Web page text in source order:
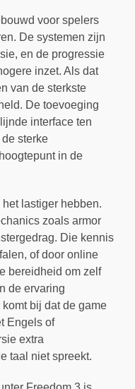
voor spelers
De systemen zijn
en de progressie
inzet. Als dat
van de sterkste
De toevoeging
interface ten
sterke
in de
lastiger hebben.
zoals armor
Die kennis
of door online
bereidheid om zelf
de ervaring
bij dat de game
Engels of
extra
taal niet spreekt.